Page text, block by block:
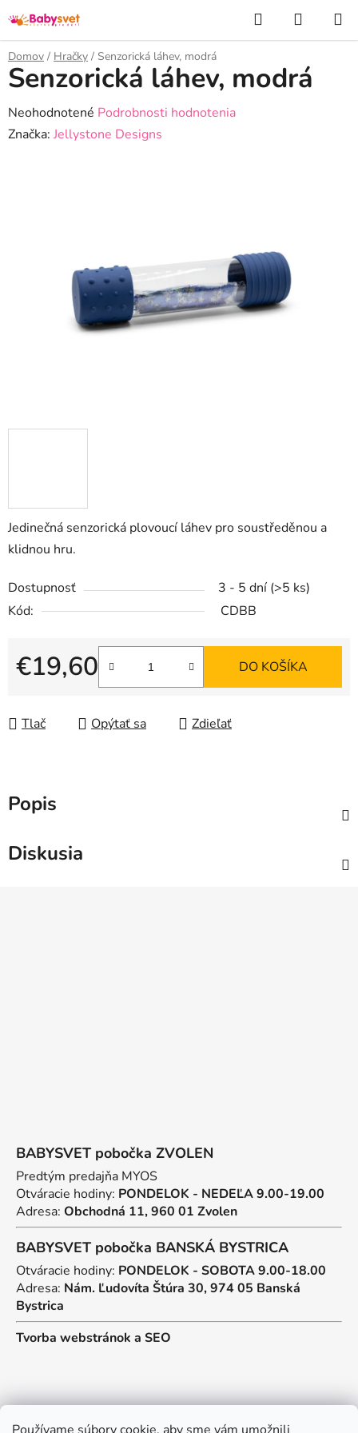
na
obsah
Hľadať
KOŠÍK
Domov / Hračky / Senzorická láhev, modrá
Jedinečná senzorická plovoucí láhev pro soustředěnou a
klidnou hru.
Dostupnosť 3 - 5 dní (>5 ks)
Kód:
CDBB
€19,60
Jednotková cena:
DO KOŠÍKA
Tlač Opýtať sa Zdieľať
Senzorická láhev, modrá
Priemerné
hodnotenie
Neohodnotené Podrobnosti hodnotenia
Značka: Jellystone Designs
Popis
Diskusia
BABYSVET pobočka ZVOLEN
Predtým predajňa MYOS
Otváracie hodiny: PONDELOK - NEDEĽA 9.00-19.00
Adresa: Obchodná 11, 960 01 Zvolen
BABYSVET pobočka BANSKÁ BYSTRICA
Otváracie hodiny: PONDELOK - SOBOTA 9.00-18.00
Adresa: Nám. Ľudovíta Štúra 30, 974 05 Banská
Bystrica
Tvorba webstránok a SEO
Kontakt